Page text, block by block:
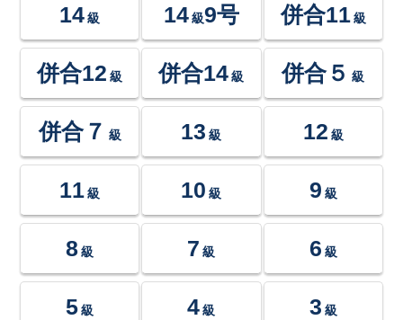
14 級 14級9号 併合11 級
併合12 級 併合14 級 併合５ 級
併合７ 級 13 級 12 級
11 級 10 級 9 級
8 級 7 級 6 級
5 級 4 級 3 級